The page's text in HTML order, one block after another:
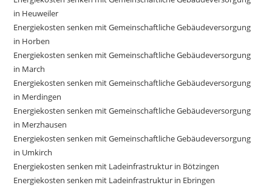
in Heuweiler
Energiekosten senken mit Gemeinschaftliche Gebäudeversorgung
in Horben
Energiekosten senken mit Gemeinschaftliche Gebäudeversorgung
in March
Energiekosten senken mit Gemeinschaftliche Gebäudeversorgung
in Merdingen
Energiekosten senken mit Gemeinschaftliche Gebäudeversorgung
in Merzhausen
Energiekosten senken mit Gemeinschaftliche Gebäudeversorgung
in Umkirch
Energiekosten senken mit Ladeinfrastruktur in Bötzingen
Energiekosten senken mit Ladeinfrastruktur in Ebringen